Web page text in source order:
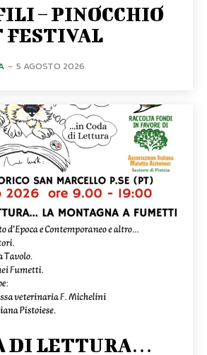
– PINOCCHIO
FESTIVAL
- 5 AGOSTO 2026
DI LETTURA…